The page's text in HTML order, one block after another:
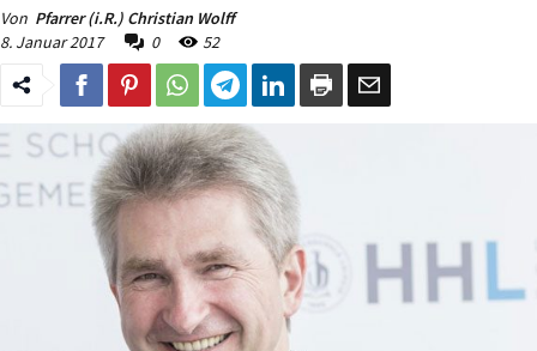
Von Pfarrer (i.R.) Christian Wolff
8. Januar 2017
0 52